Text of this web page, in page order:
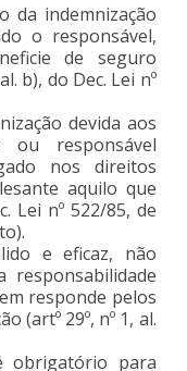
da indemnização
o responsável,
de seguro
b), do Dec. Lei nº
devida aos
ou responsável
nos direitos
aquilo que
Lei nº 522/85, de
e eficaz, não
responsabilidade
responde pelos
(artº 29º, nº 1, al.
obrigatório para